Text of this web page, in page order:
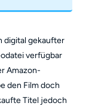
digital gekaufter
verfügbar
Amazon-
den Film doch
Titel jedoch